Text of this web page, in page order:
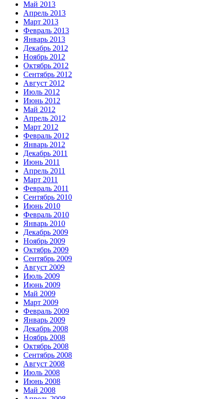
Май 2013
Апрель 2013
Март 2013
Февраль 2013
Январь 2013
Декабрь 2012
Ноябрь 2012
Октябрь 2012
Сентябрь 2012
Август 2012
Июль 2012
Июнь 2012
Май 2012
Апрель 2012
Март 2012
Февраль 2012
Январь 2012
Декабрь 2011
Июнь 2011
Апрель 2011
Март 2011
Февраль 2011
Сентябрь 2010
Июнь 2010
Февраль 2010
Январь 2010
Декабрь 2009
Ноябрь 2009
Октябрь 2009
Сентябрь 2009
Август 2009
Июль 2009
Июнь 2009
Май 2009
Март 2009
Февраль 2009
Январь 2009
Декабрь 2008
Ноябрь 2008
Октябрь 2008
Сентябрь 2008
Август 2008
Июль 2008
Июнь 2008
Май 2008